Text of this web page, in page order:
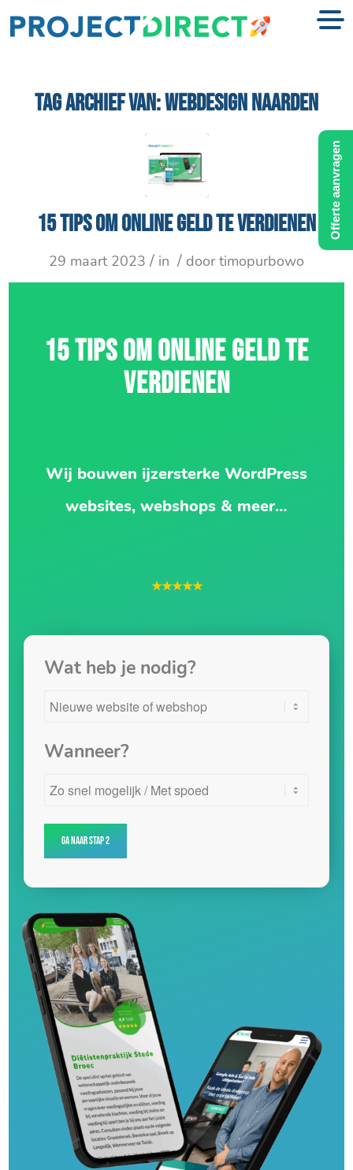
TAG ARCHIEF VAN:WEBDESIGN NAARDEN
15 tips om online geld te verdienen
29 maart 2023 / in / doortimopurbowo
15 TIPS OM ONLINE GELD TE
VERDIENEN
Wij bouwen ijzersterke WordPress
websites, webshops & meer…
★★★★★
Wat heb je nodig?
Wanneer?
Offerte aanvragen